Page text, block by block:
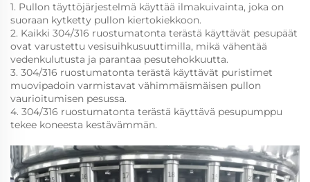
1. Pullon täyttöjärjestelmä käyttää ilmakuivainta, joka on
suoraan kytketty pullon kiertokiekkoon.
2. Kaikki 304/316 ruostumatonta terästä käyttävät pesupäät
ovat varustettu vesisuihkusuuttimilla, mikä vähentää
vedenkulutusta ja parantaa pesutehokkuutta.
3. 304/316 ruostumatonta terästä käyttävät puristimet
muovipadoin varmistavat vähimmäismäisen pullon
vaurioitumisen pesussa.
4. 304/316 ruostumatonta terästä käyttävä pesupumppu
tekee koneesta kestävämmän.